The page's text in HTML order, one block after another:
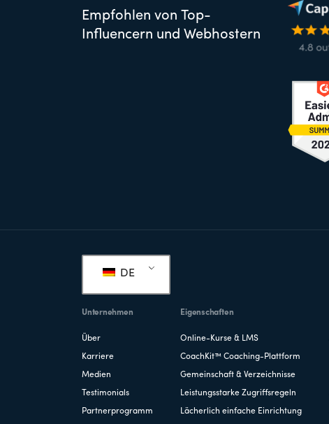
Empfohlen von Top-
Influencern und Webhostern
DE
Unternehmen
Über
Karriere
Medien
Testimonials
Partnerprogramm
Eigenschaften
Online-Kurse & LMS
CoachKit™ Coaching-Plattform
Gemeinschaft & Verzeichnisse
Leistungsstarke Zugriffsregeln
Lächerlich einfache Einrichtung